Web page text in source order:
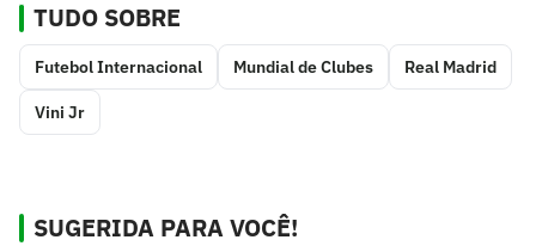
TUDO SOBRE
Futebol Internacional Mundial de Clubes Real Madrid
Vini Jr
SUGERIDA PARA VOCÊ!